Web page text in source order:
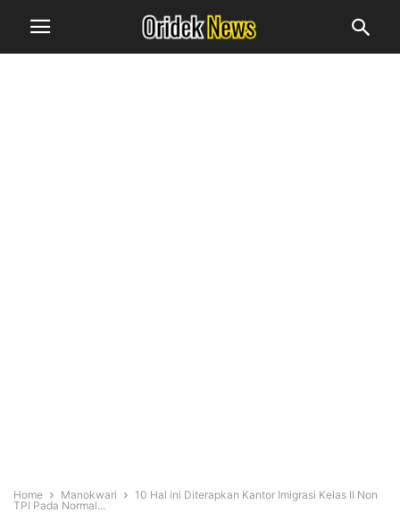
Home Manokwari
10 Hal ini Diterapkan Kantor Imigrasi Kelas II Non
TPI Pada Normal...